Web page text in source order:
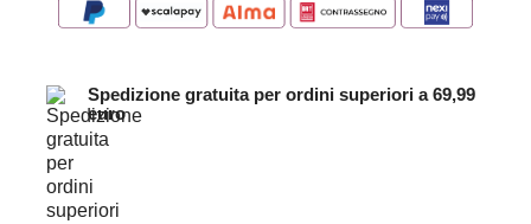
Spedizione gratuita per ordini superiori a 69,99
euro